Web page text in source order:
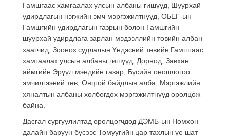
Гамшгаас хамгаалах улсын албаны гишүүд, Шуурхай
удирдлагын нэгжийн эмч мэргэжилтнүүд, ОБЕГ-ын
Гамшгийн удирдлагын газрын болон Гамшгийн
шуурхай удирдлага зарлан мэдээллийн төвийн албан
хаагчид, Зооноз судлалын Үндэсний төвийн Гамшгаас
хамгаалах улсын албаны гишүүд, Дорнод, Завхан
аймгийн Эрүүл мэндийн газар, Бүсийн оношлогоо
эмчилгээний төв, Онцгой байдлын алба, Мэргэжлийн
хяналтын албаны холбогдох мэргэжилтнүүд оролцож
байна.
Дасгал сургуулилтад оролцогчдод ДЭМБ-ын Номхон
далайн баруун бүсээс Томуугийн цар тахлын үе шат